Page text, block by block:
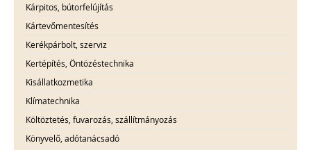
Kárpitos, bútorfelújítás
Kártevőmentesítés
Kerékpárbolt, szerviz
Kertépítés, Öntözéstechnika
Kisállatkozmetika
Klímatechnika
Költöztetés, fuvarozás, szállítmányozás
Könyvelő, adótanácsadó